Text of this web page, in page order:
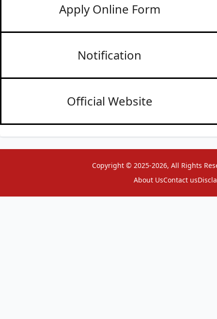
Apply Online Form
Notification
Official Website
Copyright © 2025-2026, All Rights
About UsContact us